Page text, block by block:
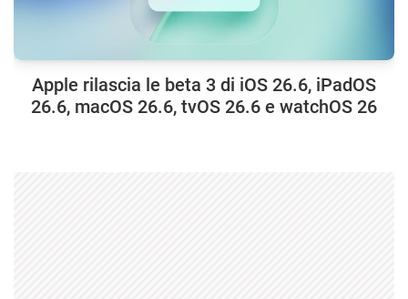
Apple rilascia le beta 3 di iOS 26.6, iPadOS
26.6, macOS 26.6, tvOS 26.6 e watchOS 26